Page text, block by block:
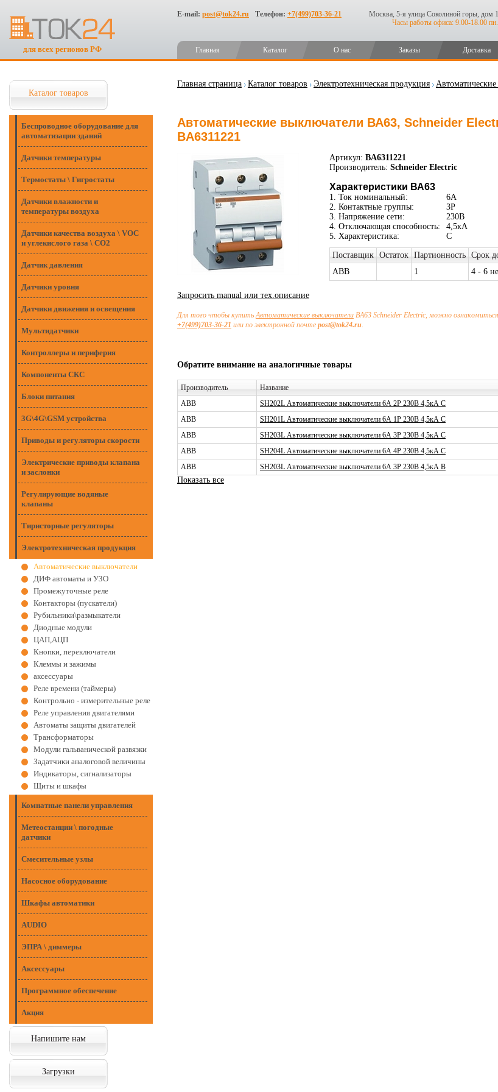
для всех регионов РФ
E-mail: post@tok24.ru Телефон: +7(499)703-36-21
Москва, 5-я улица Соколиной горы, дом
Часы работы офиса: 9.00-18.00
Главная Каталог О нас Заказы Доставка
Каталог товаров
Беспроводное оборудование для
автоматизации зданий
Датчики температуры
Термостаты \ Гигростаты
Датчики влажности и
температуры воздуха
Датчики качества воздуха \ VOC
и углекислого газа \ CO2
Датчик давления
Датчики уровня
Датчики движения и освещения
Мультидатчики
Контроллеры и периферия
Компоненты СКС
Блоки питания
3G\4G\GSM устройства
Приводы и регуляторы скорости
Электрические приводы клапана
и заслонки
Регулирующие водяные
клапаны
Тиристорные регуляторы
Электротехническая продукция
Автоматические выключатели
ДИФ автоматы и УЗО
Промежуточные реле
Контакторы (пускатели)
Рубильники\размыкатели
Диодные модули
ЦАП,АЦП
Кнопки, переключатели
Клеммы и зажимы
аксессуары
Реле времени (таймеры)
Контрольно - измерительные реле
Реле управления двигателями
Автоматы защиты двигателей
Трансформаторы
Модули гальванической развязки
Задатчики аналоговой величины
Индикаторы, сигнализаторы
Щиты и шкафы
Комнатные панели управления
Метеостанции \ погодные
датчики
Смесительные узлы
Насосное оборудование
Шкафы автоматики
AUDIO
ЭПРА \ диммеры
Аксессуары
Программное обеспечение
Акция
Напишите нам
Загрузки
Главная страница Каталог товаров Электротехническая продукция
Автоматические выключатели ВА63, Schneider
BA6311221
Артикул: BA6311221
Производитель: Schneider Electric
Характеристики ВА63
1. Ток номинальный:
6А
2. Контактные группы:
3P
3. Напряжение сети:
230В
4. Отключающая способность:
4,5кА
5. Характеристика:
C
Поставщик Остаток Партионность Срок
ABB
1 4 - 6
Запросить manual или тех.описание
Для того чтобы купитьАвтоматические выключателиВА63 Schneider Electric, можно
+7(499)703-36-21 или по электронной почте post@tok24.ru.
Обратите внимание на аналогичные товары
Производитель Название
ABB
SH202L Автоматические выключатели 6А 2P 230В 4,5кА C
ABB
SH201L Автоматические выключатели 6А 1P 230В 4,5кА C
ABB
SH203L Автоматические выключатели 6А 3P 230В 4,5кА C
ABB
SH204L Автоматические выключатели 6А 4P 230В 4,5кА C
ABB
SH203L Автоматические выключатели 6А 3P 230В 4,5кА B
Показать все